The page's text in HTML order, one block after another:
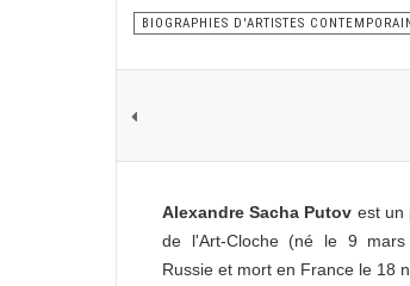
BIOGRAPHIES D'ARTISTES
Alexandre Sacha Putov est un
de l'Art-Cloche (né le 9
Russie et mort en France le 18